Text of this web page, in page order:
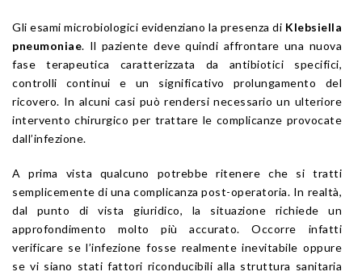
Gli esami microbiologici evidenziano la presenza di Klebsiella
pneumoniae. Il paziente deve quindi affrontare una nuova
fase terapeutica caratterizzata da antibiotici specifici,
controlli continui e un significativo prolungamento del
ricovero. In alcuni casi può rendersi necessario un ulteriore
intervento chirurgico per trattare le complicanze provocate
dall’infezione.
A prima vista qualcuno potrebbe ritenere che si tratti
semplicemente di una complicanza post-operatoria. In realtà,
dal punto di vista giuridico, la situazione richiede un
approfondimento molto più accurato. Occorre infatti
verificare se l’infezione fosse realmente inevitabile oppure
se vi siano stati fattori riconducibili alla struttura sanitaria